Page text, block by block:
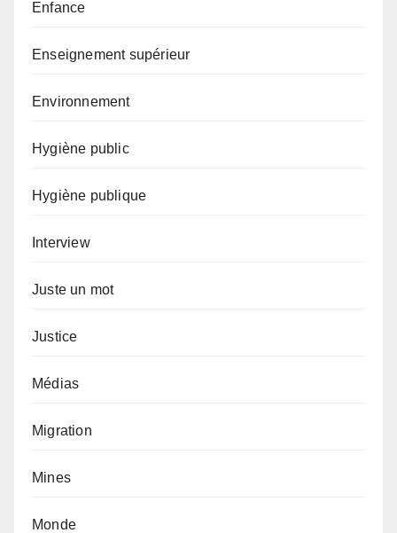
Enfance
Enseignement supérieur
Environnement
Hygiène public
Hygiène publique
Interview
Juste un mot
Justice
Médias
Migration
Mines
Monde